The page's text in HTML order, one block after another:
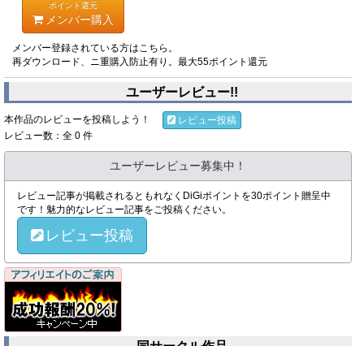
ポイント還元
メンバー購入
メンバー登録されている方はこちら。
再ダウンロード、ニ重購入防止有り。最大55ポイント還元
ユーザーレビュー!!
本作品のレビューを投稿しよう！
レビュー投稿
レビュー数：全 0 件
ユーザーレビュー募集中！
レビュー記事が掲載されるともれなくDiGiポイントを30ポイント贈呈中
です！魅力的なレビュー記事をご投稿ください。
レビュー投稿